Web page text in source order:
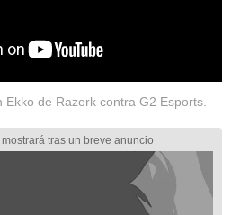
de Razork contra G2 Esports.